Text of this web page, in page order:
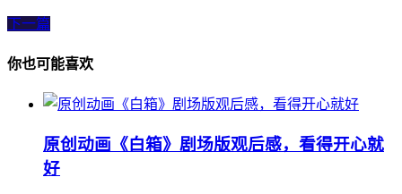
下一篇
你也可能喜欢
原创动画《白箱》剧场版观后感，看得开心就
好